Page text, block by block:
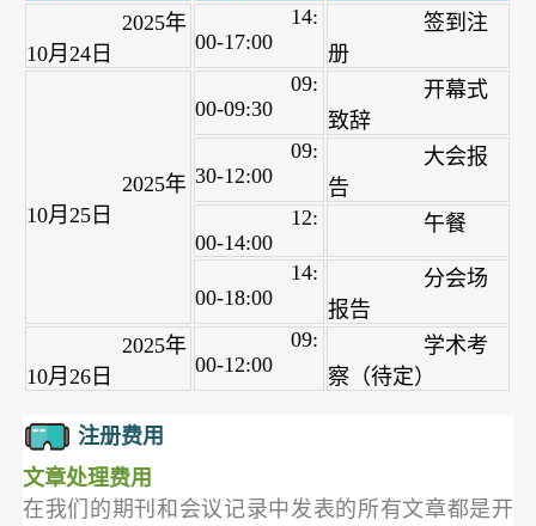
2025年
10月24日
14:
00-17:00
签到注
册
2025年
10月25日
09:
00-09:30
开幕式
致辞
09:
30-12:00
大会报
告
12:
00-14:00
午餐
14:
00-18:00
分会场
报告
2025年
10月26日
09:
00-12:00
学术考
察（待定）
注册费用
文章处理费用
在我们的期刊和会议记录中发表的所有文章都是开